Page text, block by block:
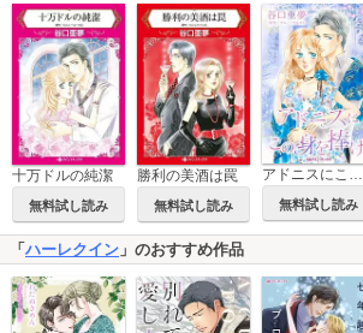
十万ドルの純潔
無料試し読み
勝利の美酒は罠
無料試し読み
アドニスにこの身を捧げ
無料試し読み
「ハーレクイン 」のおすすめ作品